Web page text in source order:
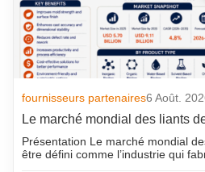
fournisseurs partenaires6 Août.
Le marché mondial des liants
Présentation Le marché mondial
être défini comme l’industrie qui